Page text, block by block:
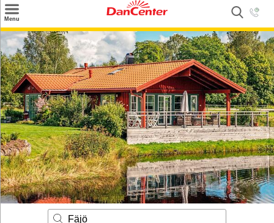
Menu
Zoeken
Inspiratie
Informatie over
Service
Kontakt
Fäjö